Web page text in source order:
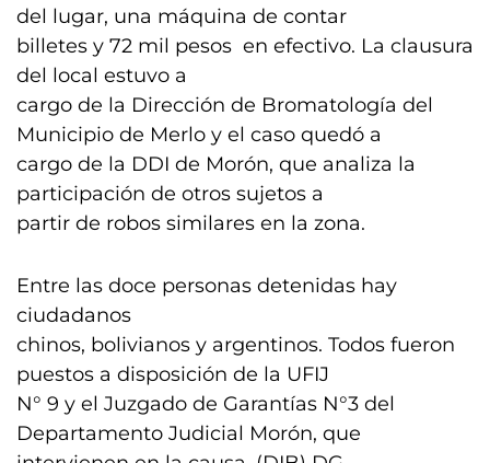
del lugar, una máquina de contar
billetes y 72 mil pesos en efectivo. La clausura
del local estuvo a
cargo de la Dirección de Bromatología del
Municipio de Merlo y el caso quedó a
cargo de la DDI de Morón, que analiza la
participación de otros sujetos a
partir de robos similares en la zona.
Entre las doce personas detenidas hay
ciudadanos
chinos, bolivianos y argentinos. Todos fueron
puestos a disposición de la UFIJ
N° 9 y el Juzgado de Garantías N°3 del
Departamento Judicial Morón, que